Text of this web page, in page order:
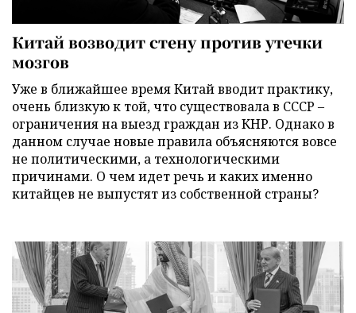
Китай возводит стену против утечки
мозгов
Уже в ближайшее время Китай вводит практику,
очень близкую к той, что существовала в СССР –
ограничения на выезд граждан из КНР. Однако в
данном случае новые правила объясняются вовсе
не политическими, а технологическими
причинами. О чем идет речь и каких именно
китайцев не выпустят из собственной страны?